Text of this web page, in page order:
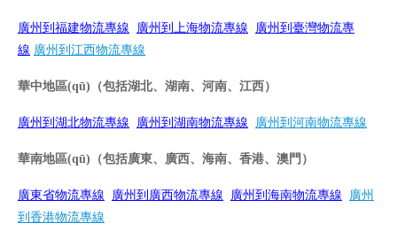
廣州到福建物流專線 廣州到上海物流專線
廣州到臺灣物流專
線 廣州到江西物流專線
華中地區(qū)（包括湖北、湖南、河南、江西）
廣州到湖北物流專線 廣州到湖南物流專線 廣州到河南物流專線
華南地區(qū)（包括廣東、廣西、海南、香港、澳門）
廣東省物流專線 廣州到廣西物流專線 廣州到海南物流專線
廣州
到香港物流專線